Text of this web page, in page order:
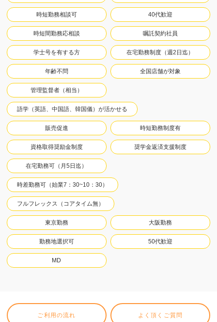
時短勤務相談可 40代歓迎
時短間勤務応相談 嘱託契約社員
学士号を有する方 在宅勤務制度（週2日迄）
年齢不問 全国店舗が対象
管理監督者（相当）
語学（英語、中国語、韓国儀）が活かせる
販売促進 時短勤務制度有
資格取得奨励金制度 奨学金返済支援制度
在宅勤務可（月5日迄）
時差勤務可（始業7：30~10：30）
フルフレックス（コアタイム無）
東京勤務 大阪勤務
勤務地選択可 50代歓迎
MD
ご利用の流れ よく頂くご質問